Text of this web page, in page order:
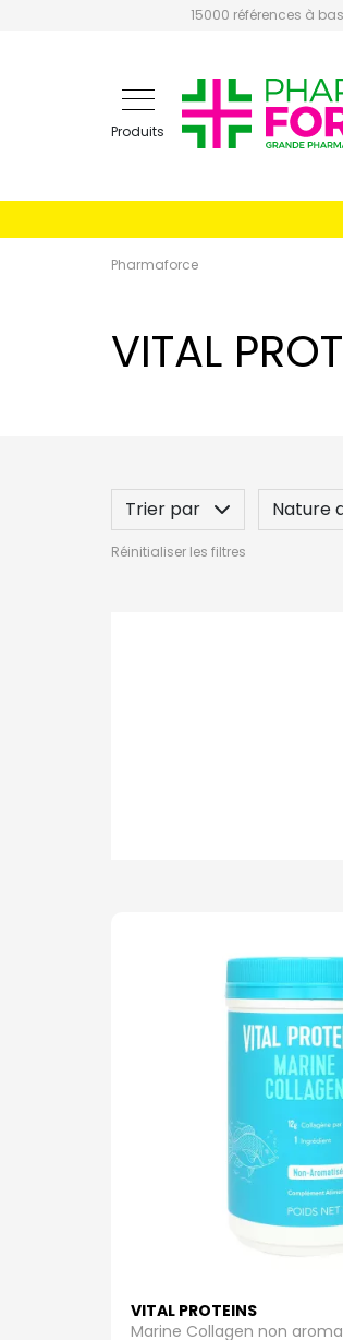
15000 références à
Produits
Pharmaforce
VITAL
Trier par Nature
Posez une question
Réinitialiser les filtres
VITAL PROTEINS
Marine Collagen non